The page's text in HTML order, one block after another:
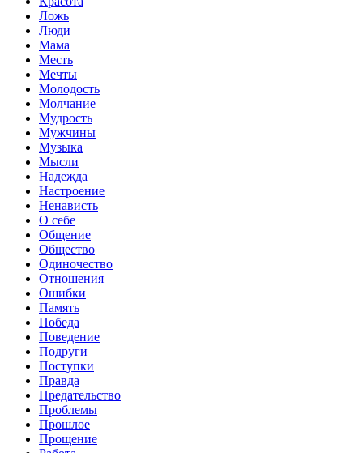
Ложь
Люди
Мама
Месть
Мечты
Молодость
Молчание
Мудрость
Мужчины
Музыка
Мысли
Надежда
Настроение
Ненависть
О себе
Общение
Общество
Одиночество
Отношения
Ошибки
Память
Победа
Поведение
Подруги
Поступки
Правда
Предательство
Проблемы
Прошлое
Прощение